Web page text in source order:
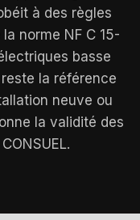
à des règles
norme NF C 15-
basse
la référence
neuve ou
la validité des